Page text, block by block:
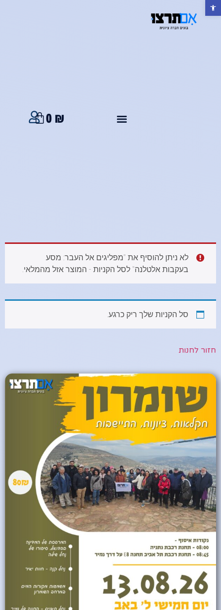
פתח סרגל נגישות
0 ₪
לא ניתן להוסיף את "מפליגים אל העבר: מסע
בעקבות אלטלנה" לסל הקניות - המוצר אזל מהמלאי.
סל הקניות שלך ריק כרגע.
חזור לחנות